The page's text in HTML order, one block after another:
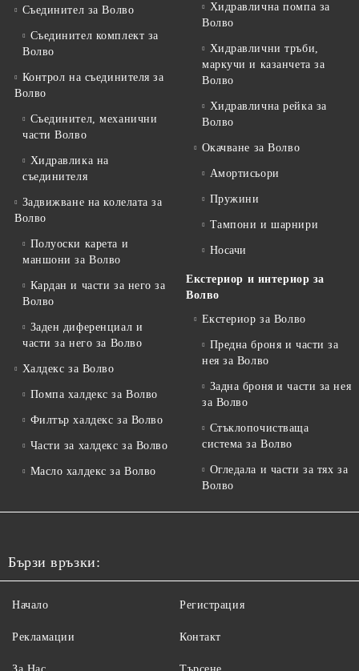
Съединител за Волво
Съединител комплект за
Волво
Контрол на съединителя за
Волво
Съединител, механични
части Волво
Хидравлика на
съединителя
Задвижване на колелата за
Волво
Полуоски карета и
маншони за Волво
Кардан и части за него за
Волво
Заден диференциал и
части за него за Волво
Халдекс за Волво
Помпа халдекс за Волво
Филтър халдекс за Волво
Части за халдекс за Волво
Масло халдекс за Волво
Хидравлична помпа за
Волво
Хидравлични тръби,
маркучи и казанчета за
Волво
Хидравлична рейка за
Волво
Окачване за Волво
Амортисьори
Пружини
Тампони и шарнири
Носачи
Екстериор и интериор за
Волво
Екстериор за Волво
Предна броня и части за
нея за Волво
Задна броня и части за нея
за Волво
Стъклопочистваща
система за Волво
Огледала и части за тях за
Волво
Бързи връзки:
Начало
Рекламации
Регистрация
Контакт